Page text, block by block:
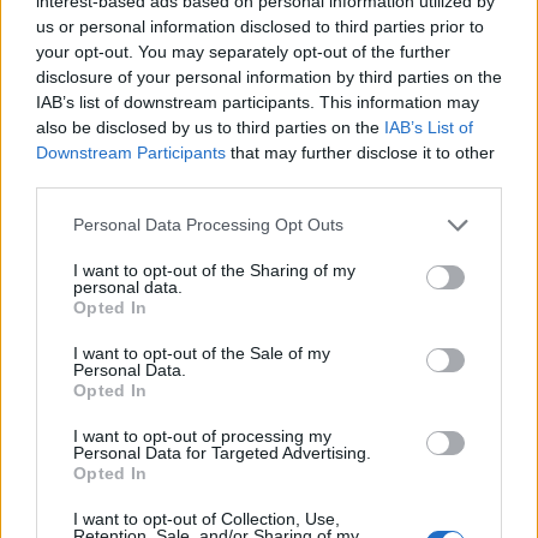
us or personal information disclosed to third parties prior to
your opt-out. You may separately opt-out of the further
disclosure of your personal information by third parties on the
IAB’s list of downstream participants. This information may
also be disclosed by us to third parties on the IAB’s List of
Downstream Participants that may further disclose it to other
Personal Data Processing Opt Outs
I want to opt-out of the Sharing of my
personal data.
Opted In
I want to opt-out of the Sale of my
Personal Data.
Opted In
I want to opt-out of processing my
Personal Data for Targeted Advertising.
Opted In
I want to opt-out of Collection, Use,
się następująco:
21 listopada
18:00
90s bots vs Project C BO1
18:00
Galaxy
Racer
vs pride BO1
Izako
Ladies
Galaxy